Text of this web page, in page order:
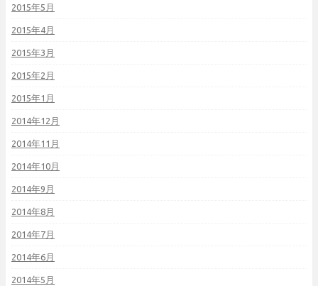
2015年5月
2015年4月
2015年3月
2015年2月
2015年1月
2014年12月
2014年11月
2014年10月
2014年9月
2014年8月
2014年7月
2014年6月
2014年5月